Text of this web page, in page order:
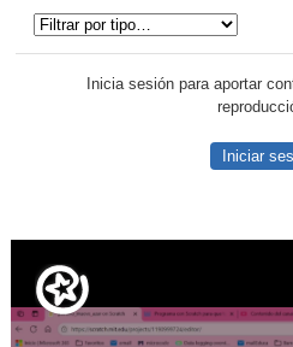
Inicia sesión para aportar
Iniciar